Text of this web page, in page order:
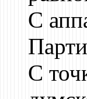
С
С